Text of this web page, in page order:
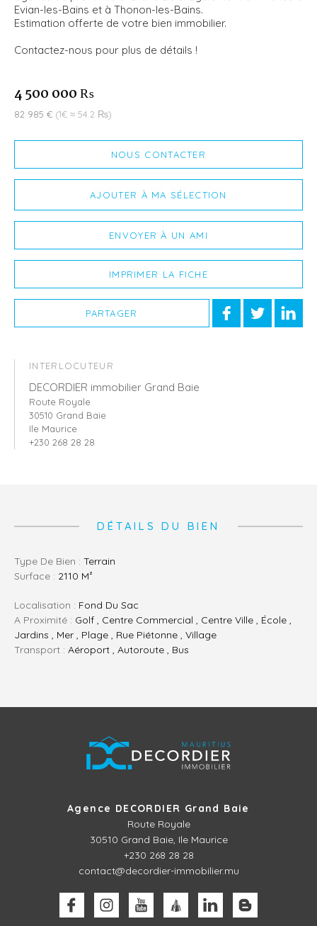
Evian-les-Bains et à Thonon-les-Bains.
Estimation offerte de votre bien immobilier.
Contactez-nous pour plus de détails !
4 500 000 ₨
82 985 € (1€ ≈ 54.2 ₨)
NOUS CONTACTER
AJOUTER À MA SÉLECTION
ENVOYER À UN AMI
IMPRIMER LA FICHE
PARTAGER
INTERLOCUTEUR
DECORDIER immobilier Grand Baie
Route Royale
30510 Grand Baie
Ile Maurice
+230 268 28 28
DÉTAILS DU BIEN
Type De Bien : Terrain
Surface : 2110 M²
Localisation : Fond Du Sac
A Proximité : Golf , Centre Commercial , Centre Ville , École ,
Jardins , Mer , Plage , Rue Piétonne , Village
Transport : Aéroport , Autoroute , Bus
Agence DECORDIER Grand Baie
Route Royale
30510 Grand Baie, Ile Maurice
+230 268 28 28
contact@decordier-immobilier.mu